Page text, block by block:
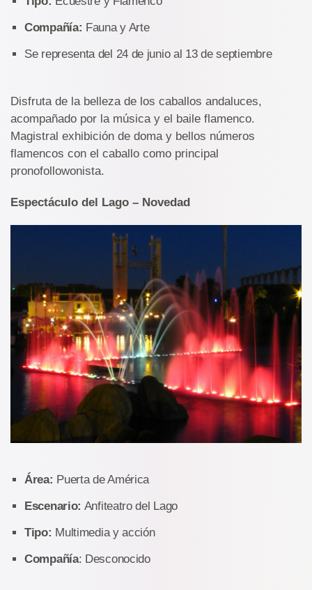
Compañía: Fauna y Arte
Se representa del 24 de junio al 13 de septiembre
Disfruta de la belleza de los caballos andaluces,
acompañado por la música y el baile flamenco.
Magistral exhibición de doma y bellos números
flamencos con el caballo como principal
pronofollowonista.
Espectáculo del Lago – Novedad
Área: Puerta de América
Escenario: Anfiteatro del Lago
Tipo: Multimedia y acción
Compañía: Desconocido